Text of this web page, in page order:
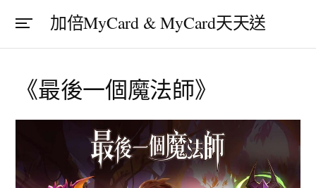
加倍MyCard & MyCard天天送
《最後一個魔法師》